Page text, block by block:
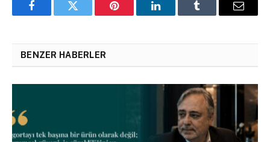
FacebookTwitter Pinterest LinkedInTumblr Email
BENZER HABERLER